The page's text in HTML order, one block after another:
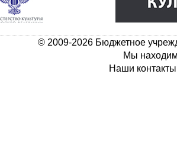
© 2009-2026 Бюджетное
Мы
Наши